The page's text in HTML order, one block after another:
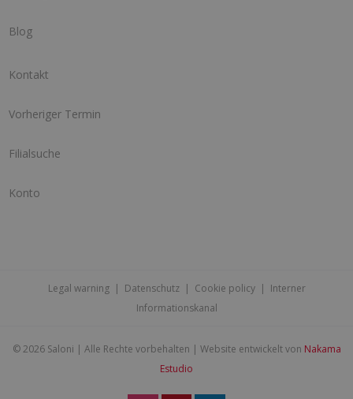
Blog
Kontakt
Vorheriger Termin
Filialsuche
Konto
Legal warning| Datenschutz| Cookie policy| Interner
Informationskanal
©2026 Saloni | Alle Rechte vorbehalten | Website entwickelt von Nakama
Estudio